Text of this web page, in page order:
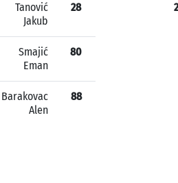
Tanović
Jakub
28
Smajić
Eman
80
Barakovac
Alen
88